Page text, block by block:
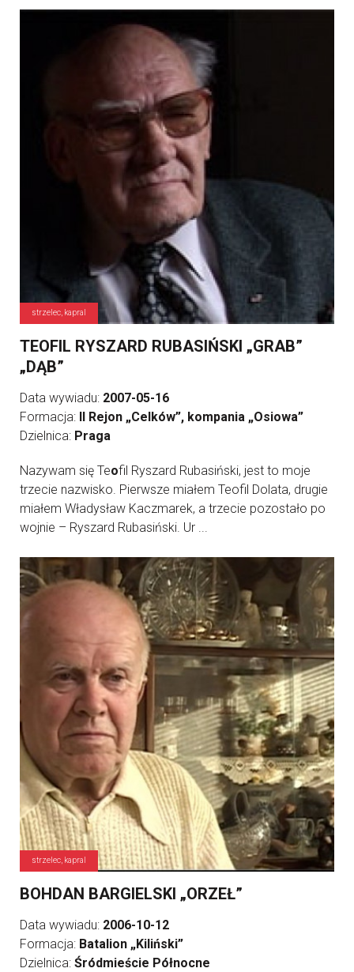
strzelec, kapral
TEOFIL RYSZARD RUBASIŃSKI „GRAB”
„DĄB”
Data wywiadu: 2007-05-16
Formacja: II Rejon „Celków”, kompania „Osiowa”
Dzielnica: Praga
Nazywam się Teofil Ryszard Rubasiński, jest to moje
trzecie nazwisko. Pierwsze miałem Teofil Dolata, drugie
miałem Władysław Kaczmarek, a trzecie pozostało po
wojnie – Ryszard Rubasiński. Ur ...
strzelec, kapral
BOHDAN BARGIELSKI „ORZEŁ”
Data wywiadu: 2006-10-12
Formacja: Batalion „Kiliński”
Dzielnica: Śródmieście Północne